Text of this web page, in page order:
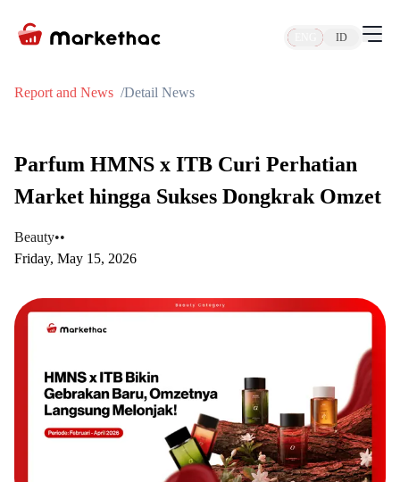
ID
Report and News Detail News
Parfum HMNS x ITB Curi Perhatian
Market hingga Sukses Dongkrak Omzet
Beauty••
Friday, May 15, 2026